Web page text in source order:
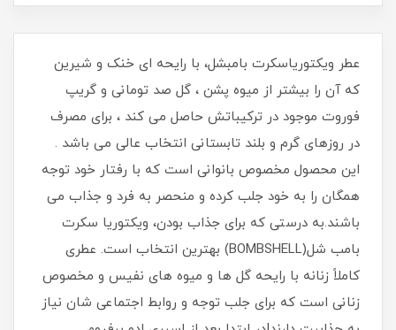
عطر ویکتوریاسکرت بامبشل، با رایحه ای خنک و شیرین
که آن را بیشتر از میوه پشن ، گل صد تومانی و گریپ
فوروت موجود در ترکیباتش حاصل می کند ، برای مصرف
در روزهای گرم و بلند تابستانی انتخاب عالی می باشد .
این محصول مخصوص بانوانی است که با رفتار خود توجه
همگان را به خود جلب کرده و منحصر به فرد و جذاب می
باشند.به درستی که برای جذاب بودن، ویکتوریا سکرت
بامب شل(BOMBSHELL) بهترین انتخاب است. عطری
کاملاً زنانه با رایحه گل ها و میوه های نفیس و مخصوص
زنانی است که برای جلب توجه و روابط اجتماعی شان نیاز